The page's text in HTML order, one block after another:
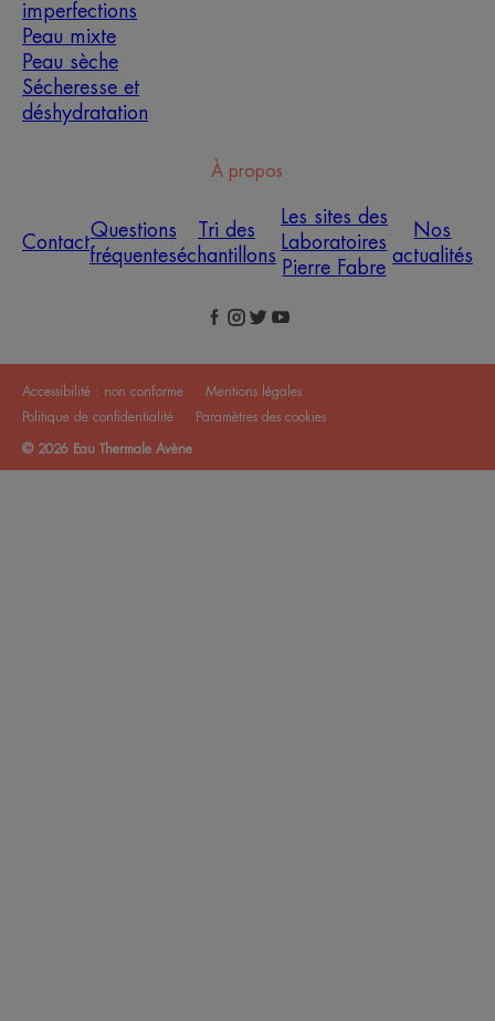
imperfections
Peau mixte
Peau sèche
Sécheresse et
déshydratation
À propos
Contact
Questions
fréquentes
Tri des
échantillons
Les sites des
Laboratoires
Pierre Fabre
Nos
actualités
Accessibilité : non conforme
Mentions légales
Politique de confidentialité
Paramètres des cookies
© 2026 Eau Thermale Avène